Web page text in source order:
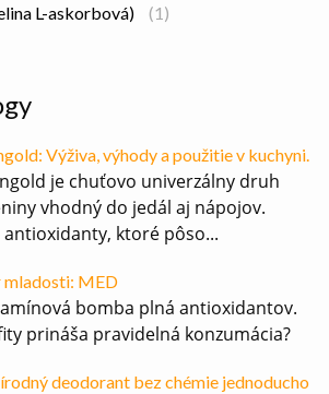
L-askorbová) (1)
Výživa, výhody a použitie v kuchyni.
je chuťovo univerzálny druh
vhodný do jedál aj nápojov.
antioxidanty, ktoré pôso...
mladosti: MED
bomba plná antioxidantov.
prináša pravidelná konzumácia?
deodorant bez chémie jednoducho